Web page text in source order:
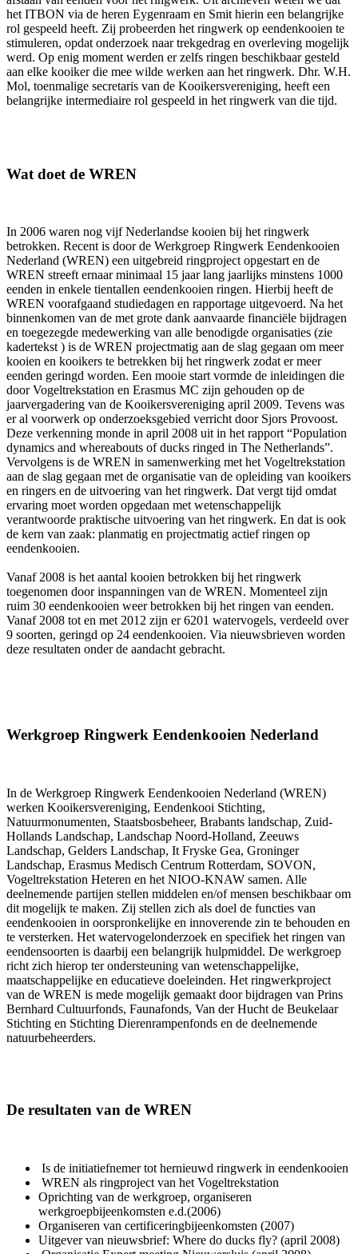
het ITBON via de heren Eygenraam en Smit hierin een belangrijke
rol gespeeld heeft. Zij probeerden het ringwerk op eendenkooien te
stimuleren, opdat onderzoek naar trekgedrag en overleving mogelijk
werd. Op enig moment werden er zelfs ringen beschikbaar gesteld
aan elke kooiker die mee wilde werken aan het ringwerk. Dhr. W.H.
Mol, toenmalige secretaris van de Kooikersvereniging, heeft een
belangrijke intermediaire rol gespeeld in het ringwerk van die tijd.
Wat doet de WREN
In 2006 waren nog vijf Nederlandse kooien bij het ringwerk
betrokken. Recent is door de Werkgroep Ringwerk Eendenkooien
Nederland (WREN) een uitgebreid ringproject opgestart en de
WREN streeft ernaar minimaal 15 jaar lang jaarlijks minstens 1000
eenden in enkele tientallen eendenkooien ringen. Hierbij heeft de
WREN voorafgaand studiedagen en rapportage uitgevoerd. Na het
binnenkomen van de met grote dank aanvaarde financiële bijdragen
en toegezegde medewerking van alle benodigde organisaties (zie
kadertekst ) is de WREN projectmatig aan de slag gegaan om meer
kooien en kooikers te betrekken bij het ringwerk zodat er meer
eenden geringd worden. Een mooie start vormde de inleidingen die
door Vogeltrekstation en Erasmus MC zijn gehouden op de
jaarvergadering van de Kooikersvereniging april 2009. Tevens was
er al voorwerk op onderzoeksgebied verricht door Sjors Provoost.
Deze verkenning monde in april 2008 uit in het rapport “Population
dynamics and whereabouts of ducks ringed in The Netherlands”.
Vervolgens is de WREN in samenwerking met het Vogeltrekstation
aan de slag gegaan met de organisatie van de opleiding van kooikers
en ringers en de uitvoering van het ringwerk. Dat vergt tijd omdat
ervaring moet worden opgedaan met wetenschappelijk
verantwoorde praktische uitvoering van het ringwerk. En dat is ook
de kern van zaak: planmatig en projectmatig actief ringen op
eendenkooien.
Vanaf 2008 is het aantal kooien betrokken bij het ringwerk
toegenomen door inspanningen van de WREN. Momenteel zijn
ruim 30 eendenkooien weer betrokken bij het ringen van eenden.
Vanaf 2008 tot en met 2012 zijn er 6201 watervogels, verdeeld over
9 soorten, geringd op 24 eendenkooien. Via nieuwsbrieven worden
deze resultaten onder de aandacht gebracht.
Werkgroep Ringwerk Eendenkooien Nederland
In de Werkgroep Ringwerk Eendenkooien Nederland (WREN)
werken Kooikersvereniging, Eendenkooi Stichting,
Natuurmonumenten, Staatsbosbeheer, Brabants landschap, Zuid-
Hollands Landschap, Landschap Noord-Holland, Zeeuws
Landschap, Gelders Landschap, It Fryske Gea, Groninger
Landschap, Erasmus Medisch Centrum Rotterdam, SOVON,
Vogeltrekstation Heteren en het NIOO-KNAW samen. Alle
deelnemende partijen stellen middelen en/of mensen beschikbaar om
dit mogelijk te maken. Zij stellen zich als doel de functies van
eendenkooien in oorspronkelijke en innoverende zin te behouden en
te versterken. Het watervogelonderzoek en specifiek het ringen van
eendensoorten is daarbij een belangrijk hulpmiddel. De werkgroep
richt zich hierop ter ondersteuning van wetenschappelijke,
maatschappelijke en educatieve doeleinden. Het ringwerkproject
van de WREN is mede mogelijk gemaakt door bijdragen van Prins
Bernhard Cultuurfonds, Faunafonds, Van der Hucht de Beukelaar
Stichting en Stichting Dierenrampenfonds en de deelnemende
natuurbeheerders.
De resultaten van de WREN
Is de initiatiefnemer tot hernieuwd ringwerk in eendenkooien
WREN als ringproject van het Vogeltrekstation
Oprichting van de werkgroep, organiseren
werkgroepbijeenkomsten e.d.(2006)
Organiseren van certificeringbijeenkomsten (2007)
Uitgever van nieuwsbrief: Where do ducks fly? (april 2008)